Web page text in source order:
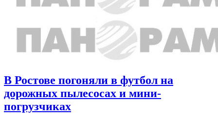
В Ростове погоняли в футбол на
дорожных пылесосах и мини-
погрузчиках